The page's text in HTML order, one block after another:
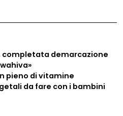
completata demarcazione
pieno di vitamine
da fare con i bambini